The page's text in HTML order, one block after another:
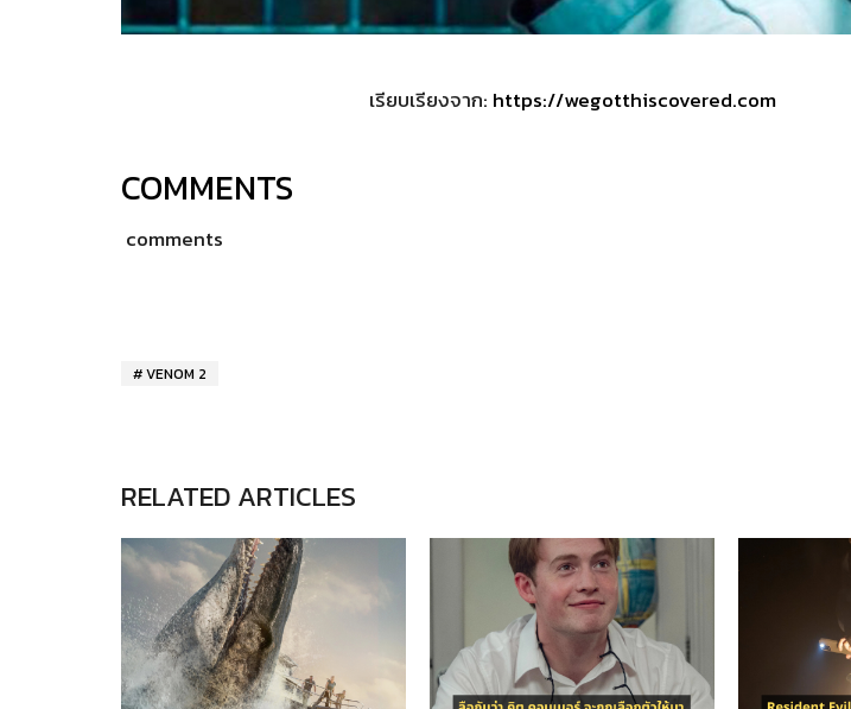
เรียบเรียงจาก: https://wegotthiscovered.com
COMMENTS
comments
VENOM 2
RELATED ARTICLES